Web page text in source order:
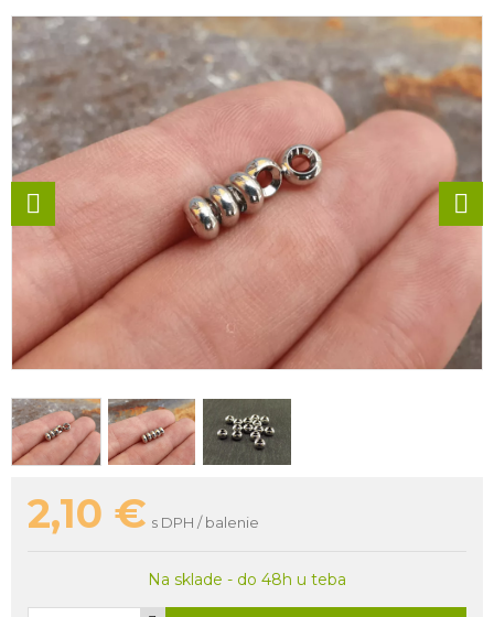
2,10 € s DPH / balenie
Na sklade - do 48h u teba